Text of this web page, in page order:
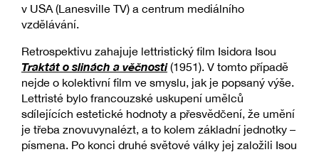
v USA (Lanesville TV) a centrum mediálního
vzdělávání.
Retrospektivu zahajuje lettristický film Isidora Isou
Traktát o slinách a věčnosti(1951). V tomto případě
nejde o kolektivní film ve smyslu, jak je popsaný výše.
Lettristé bylo francouzské uskupení umělců
sdílejících estetické hodnoty a přesvědčení, že umění
je třeba znovuvynalézt, a to kolem základní jednotky –
písmena. Po konci druhé světové války jej založili Isou